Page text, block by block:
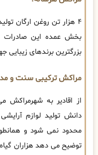
۴ هزار تن روغن ارگان
بخش عمده این صادرات
بزرگترین برندهای زیبایی
مراکش ترکیبی سنت و
از اقادیر به شهرمراکش
دانش تولید لوازم
محدود نمی شود و
توضیح می دهد هزاران